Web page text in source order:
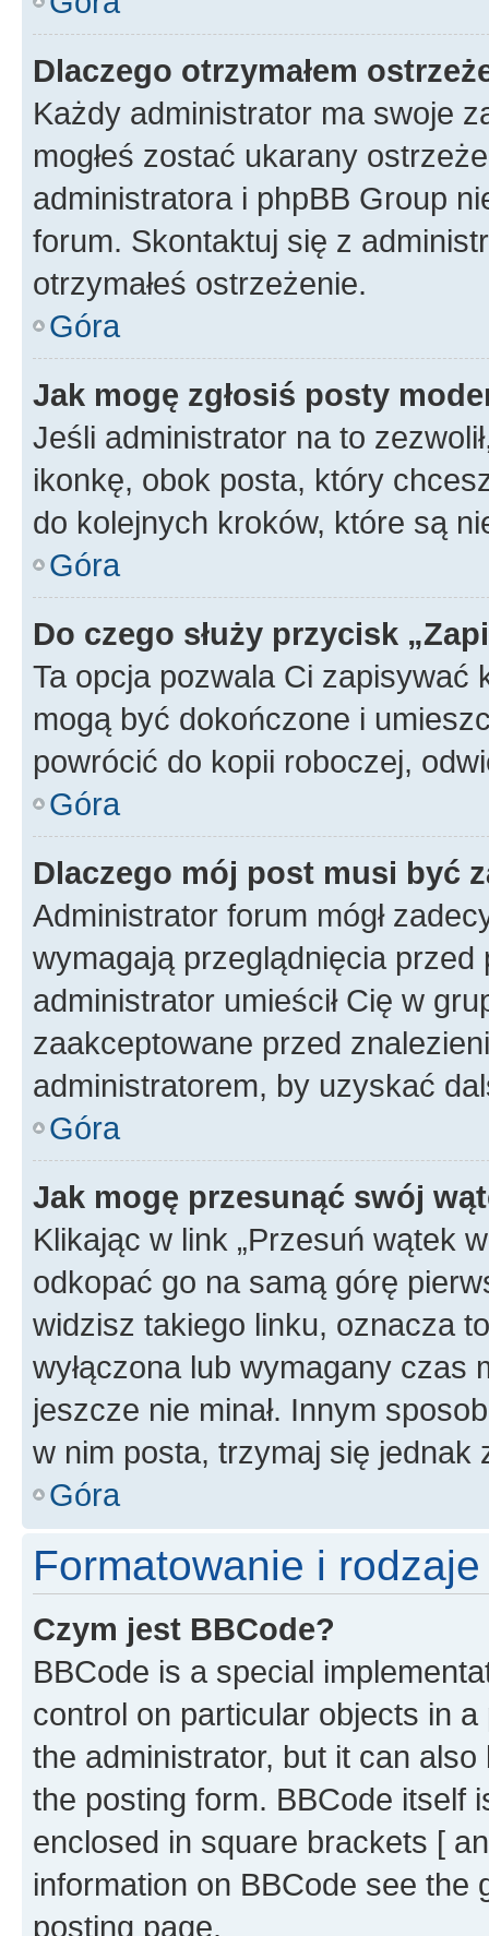
Dlaczego otrzymałem
Każdy administrator ma swoje
mogłeś zostać ukarany
administratora i phpBB Group
forum. Skontaktuj się z
otrzymałeś ostrzeżenie.
Góra
Jak mogę zgłosiś posty
Jeśli administrator na to
ikonkę, obok posta, który
do kolejnych kroków, które są
Góra
Do czego służy przycisk
Ta opcja pozwala Ci zapisywać
mogą być dokończone i
powrócić do kopii roboczej,
Góra
Dlaczego mój post musi być
Administrator forum mógł
wymagają przeglądnięcia
administrator umieścił Cię w
zaakceptowane przed
administratorem, by uzyskać
Góra
Jak mogę przesunąć swój
Klikając w link „Przesuń wątek
odkopać go na samą górę
widzisz takiego linku, oznacza
wyłączona lub wymagany czas
jeszcze nie minał. Innym
w nim posta, trzymaj się jednak
Góra
Formatowanie i
Czym jest BBCode?
BBCode is a special
control on particular objects in
the administrator, but it can
the posting form. BBCode itself
enclosed in square brackets [
information on BBCode see
posting page.